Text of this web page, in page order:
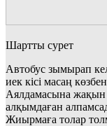
Шартты сурет
Автобус зымырап
иек кісі масаң
Аялдамасына жақын
алқымдаған
Жиырмаға толар